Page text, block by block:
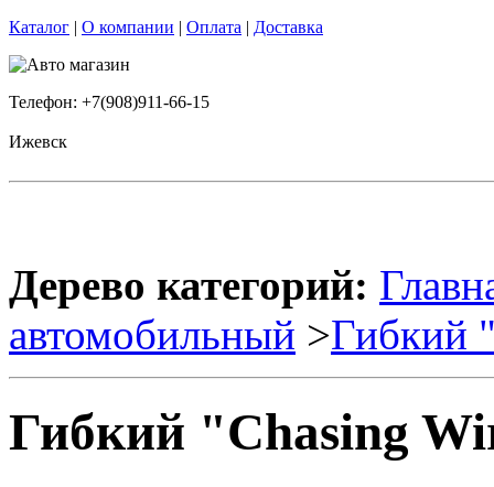
Каталог | О компании | Оплата | Доставка
Телефон: +7(908)911-66-15
Ижевск
Дерево категорий:
автомобильный >Гибкий
Гибкий "Chasing